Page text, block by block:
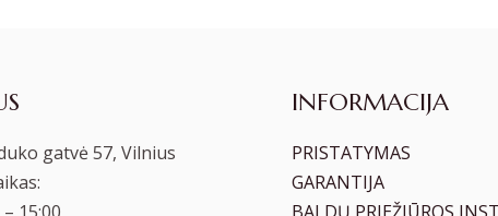
gatvė 57, Vilnius
INFORMACIJA
PRISTATYMAS
GARANTIJA